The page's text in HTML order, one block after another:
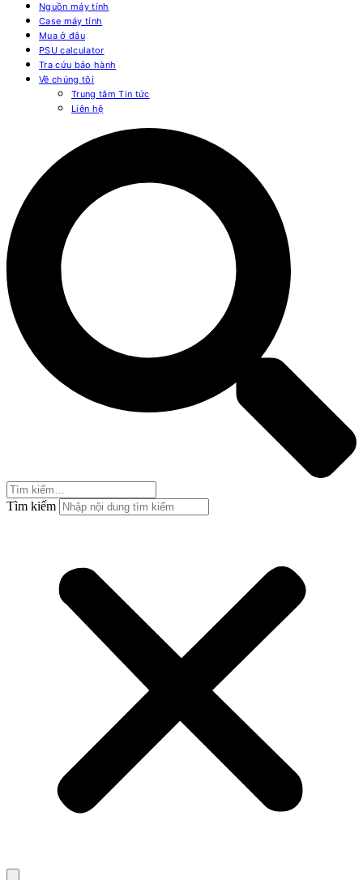
Nguồn máy tính
Case máy tính
Mua ở đâu
PSU calculator
Tra cứu bảo hành
Về chúng tôi
Trung tâm Tin tức
Liên hệ
Tìm kiếm